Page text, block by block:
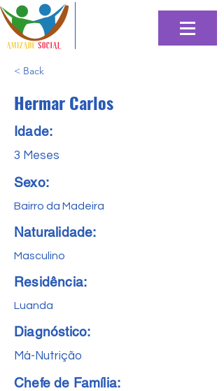
< Back
Hermar Carlos
Idade:
3 Meses
Sexo:
Bairro da Madeira
Naturalidade:
Masculino
Residência:
Luanda
Diagnóstico:
Má-Nutrição
Chefe de Família: